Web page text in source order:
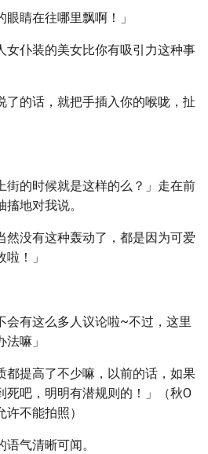
眼睛在往哪里飘啊！」
女仆装的美女比你有吸引力这种事
了的话，就把手插入你的喉咙，扯
街的时候就是这样的么？」走在前
地对我说。
然没有这种轰动了，都是因为可爱
！」
会有这么多人议论啦~不过，这里
嘛」
都提高了不少嘛，以前的话，如果
死吧，明明有潜规则的！」（秋O
不能拍照）
气清晰可闻。